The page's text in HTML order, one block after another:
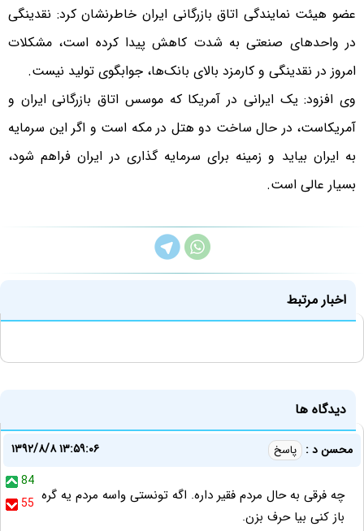
عضو هیئت نمایندگی اتاق بازرگانی ایران خاطرنشان کرد: نقدینگی
در واحدهای صنعتی به شدت کاهش پیدا کرده است، مشکلات
امروز در نقدینگی و کارمزد بالای بانک‌ها، جوابگوی تولید نیست.
وی افزود: یک ایرانی در آمریکا که موسس اتاق بازرگانی ایران و
آمریکاست، در حال ساخت دو هتل در مکه است و اگر این سرمایه
به ایران بیاید و زمینه برای سرمایه گذاری در ایران فراهم شود،
بسیار عالی است.
اخبار مرتبط
دیدگاه ها
محسن د : پاسخ
۱۳۹۲/۸/۸ ۱۳:۵۹:۰۶
84
55 چه فرقی به حال مردم فقیر داره. اگه تونستی واسه مردم یه گره
باز کنی بیا حرف بزن.